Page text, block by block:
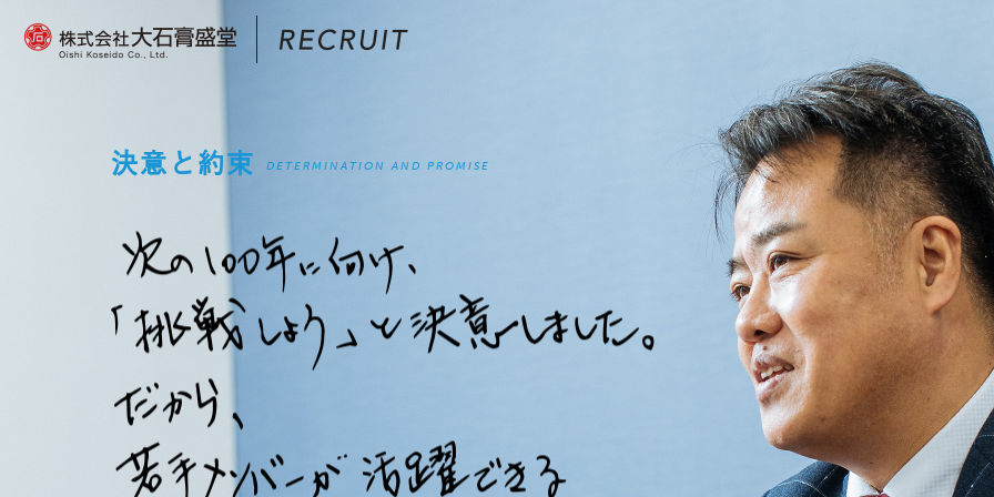
決意と約束 DETERMINATION AND PROMISE